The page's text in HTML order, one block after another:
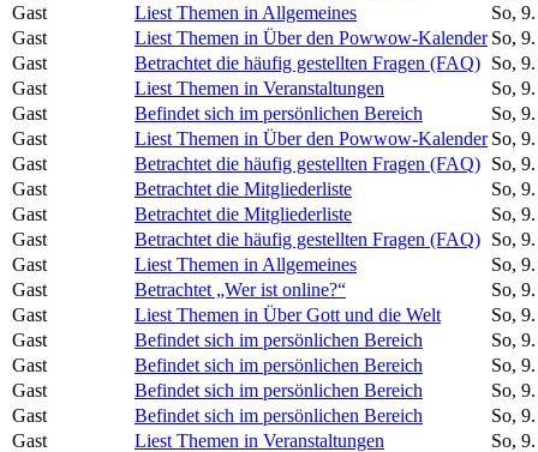
Gast
Liest Themen in Allgemeines
So,
Gast
Liest Themen in Über den Powwow-Kalender So,
Gast
Betrachtet die häufig gestellten Fragen (FAQ) So,
Gast
Liest Themen in Veranstaltungen
So,
Gast
Befindet sich im persönlichen Bereich
So,
Gast
Liest Themen in Über den Powwow-Kalender So,
Gast
Betrachtet die häufig gestellten Fragen (FAQ) So,
Gast
Betrachtet die Mitgliederliste
So,
Gast
Betrachtet die Mitgliederliste
So,
Gast
Betrachtet die häufig gestellten Fragen (FAQ) So,
Gast
Liest Themen in Allgemeines
So,
Gast
Betrachtet „Wer ist online?“
So,
Gast
Liest Themen in Über Gott und die Welt
So,
Gast
Befindet sich im persönlichen Bereich
So,
Gast
Befindet sich im persönlichen Bereich
So,
Gast
Befindet sich im persönlichen Bereich
So,
Gast
Befindet sich im persönlichen Bereich
So,
Gast
Liest Themen in Veranstaltungen
So,